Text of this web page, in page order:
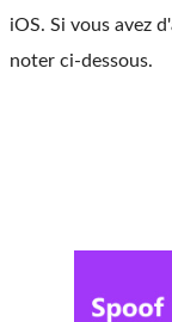
iOS. Si vous avez
noter ci-dessous.